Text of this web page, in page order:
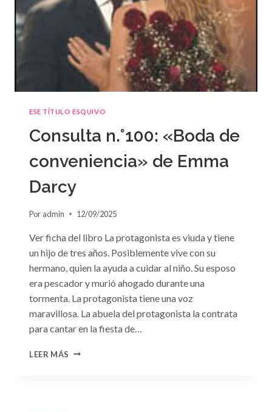
ESE TÍTULO ESQUIVO
Consulta n.°100: «Boda de
conveniencia» de Emma
Darcy
Por admin 12/09/2025
Ver ficha del libro La protagonista es viuda y tiene
un hijo de tres años. Posiblemente vive con su
hermano, quien la ayuda a cuidar al niño. Su esposo
era pescador y murió ahogado durante una
tormenta. La protagonista tiene una voz
maravillosa. La abuela del protagonista la contrata
para cantar en la fiesta de…
LEER MÁS CONSULTA